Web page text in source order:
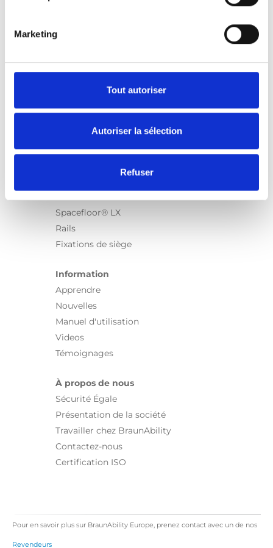
Marketing
Tout autoriser
Autoriser la sélection
Refuser
Carony
Carospeed Classic
Plateformes pour fauteuils roulant
Spacefloor® LX
Rails
Fixations de siège
Information
Apprendre
Nouvelles
Manuel d'utilisation
Videos
Témoignages
À propos de nous
Sécurité Égale
Présentation de la société
Travailler chez BraunAbility
Contactez-nous
Certification ISO
Pour en savoir plus sur BraunAbility Europe, prenez contact avec un de nos
Revendeurs